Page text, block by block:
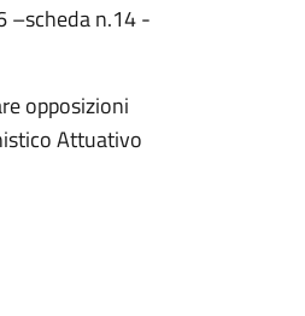
–scheda n.14 -
opposizioni
Attuativo